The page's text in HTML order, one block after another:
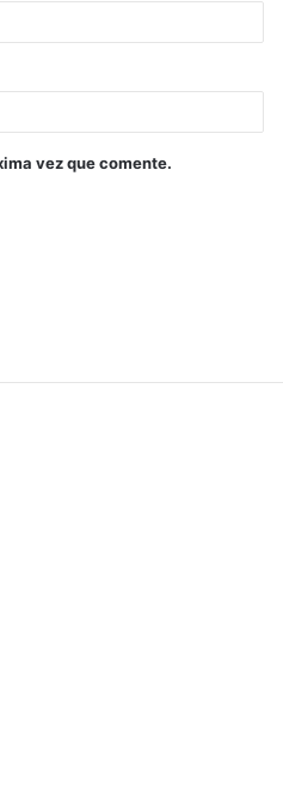
vez que comente.